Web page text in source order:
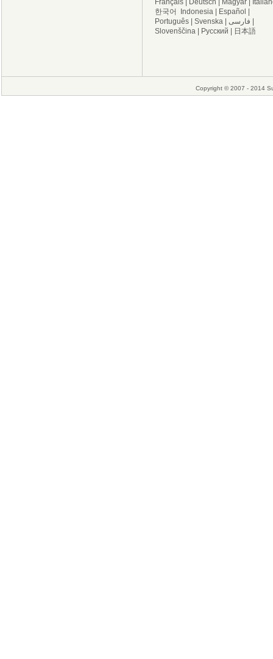
한국어
Indonesia | Español |
Português | Svenska | فارسی |
Slovenščina | Русский | 日本語
Copyright © 2007 - 2014